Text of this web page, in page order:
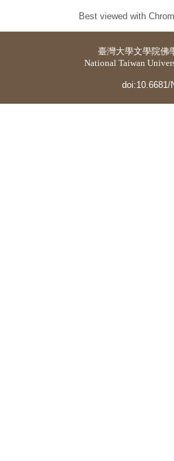
Best viewed with
臺灣大學文學院佛
National Taiwan
doi:10.6681/